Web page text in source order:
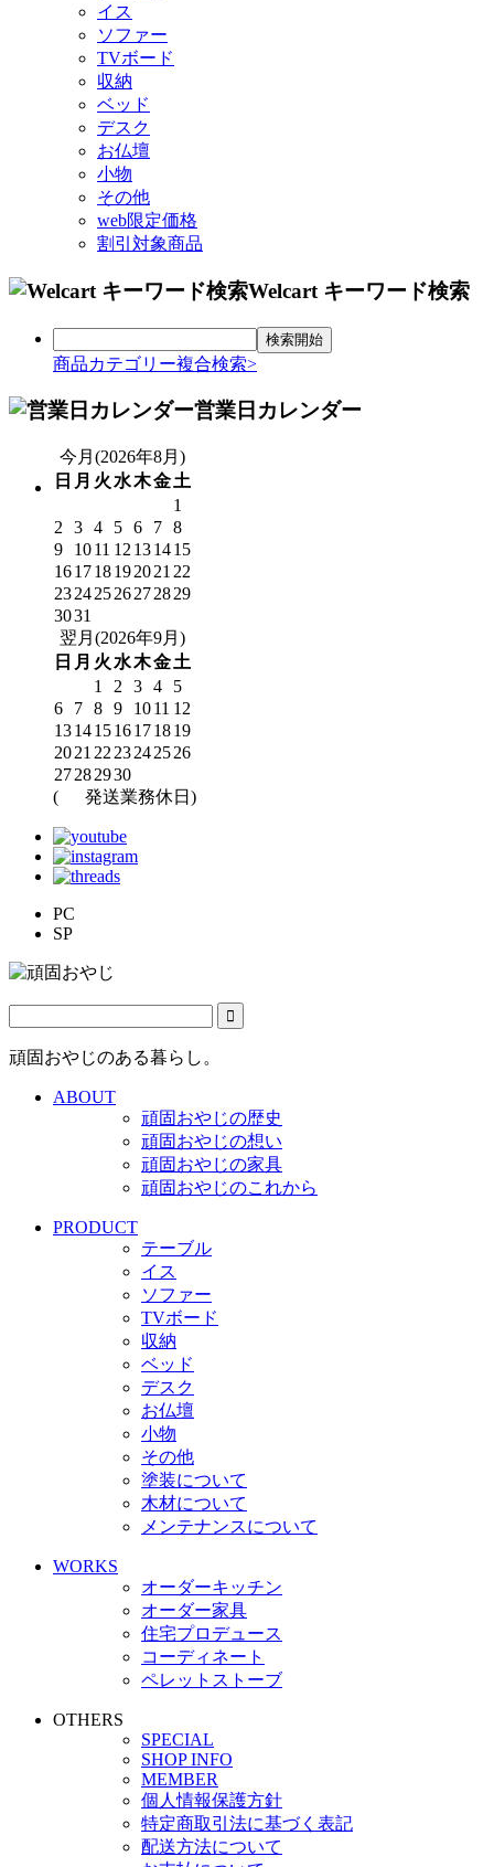
イス
ソファー
TVボード
収納
ベッド
デスク
お仏壇
小物
その他
web限定価格
割引対象商品
Welcart キーワード検索
商品カテゴリー複合検索>
営業日カレンダー
今月(2026年8月)
日 月 火 水木金土
1
2
3 4 5 6 7 8
9
1011 12 131415
161718192021 22
23242526272829
3031
翌月(2026年9月)
日 月 火 水木金土
1
2 3 4
5
6
7 8 9 1011 12
13141516171819
2021 22 23242526
27282930
(
発送業務休日)
PC
SP
頑固おやじのある暮らし。
ABOUT
頑固おやじの歴史
頑固おやじの想い
頑固おやじの家具
頑固おやじのこれから
PRODUCT
テーブル
イス
ソファー
TVボード
収納
ベッド
デスク
お仏壇
小物
その他
塗装について
木材について
メンテナンスについて
WORKS
オーダーキッチン
オーダー家具
住宅プロデュース
コーディネート
ペレットストーブ
OTHERS
SPECIAL
SHOP INFO
MEMBER
個人情報保護方針
特定商取引法に基づく表記
配送方法について